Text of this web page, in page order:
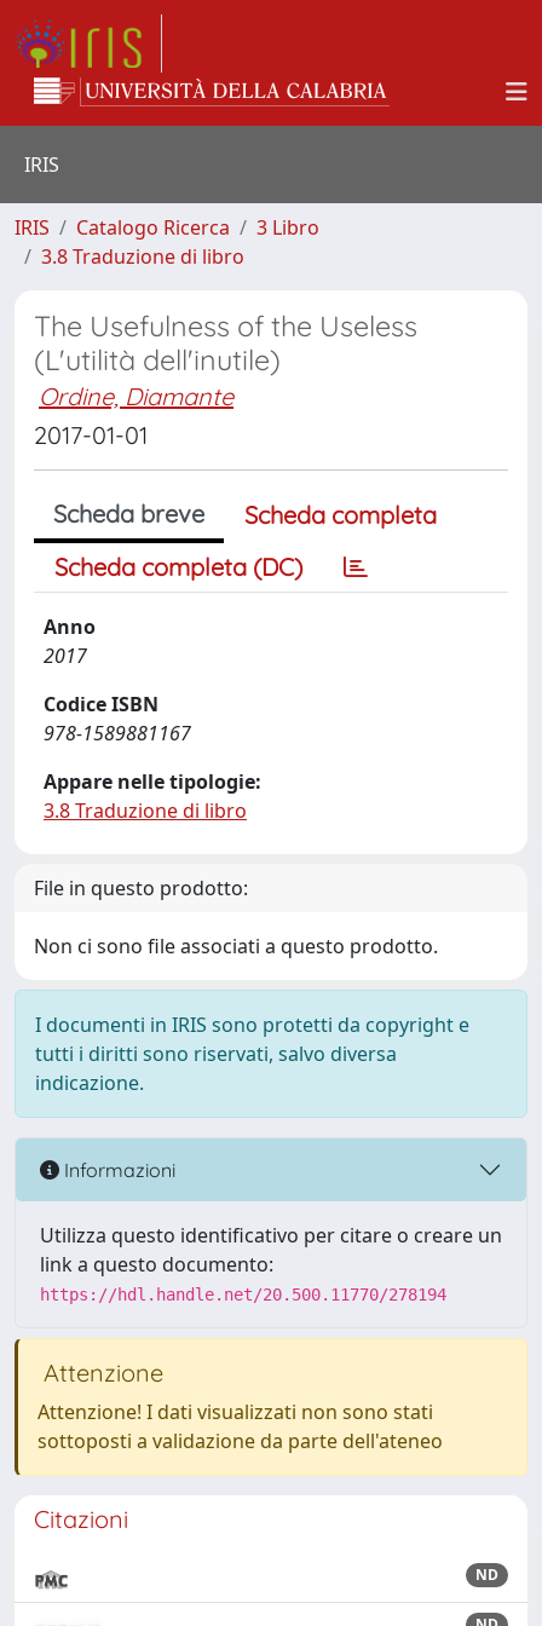
IRIS
IRIS Catalogo Ricerca
3 Libro
3.8 Traduzione di libro
The Usefulness of the Useless
(L'utilità dell'inutile)
Ordine, Diamante
2017-01-01
Scheda breve
Scheda completa
Scheda completa (DC)
Anno
2017
Codice ISBN
978-1589881167
Appare nelle tipologie:
3.8 Traduzione di libro
File in questo prodotto:
Non ci sono file associati a questo prodotto.
I documenti in IRIS sono protetti da copyright e
tutti i diritti sono riservati, salvo diversa
indicazione.
Informazioni
Utilizza questo identificativo per citare o creare un
link a questo documento:
https://hdl.handle.net/20.500.11770/278194
Attenzione
Attenzione! I dati visualizzati non sono stati
sottoposti a validazione da parte dell'ateneo
Citazioni
ND